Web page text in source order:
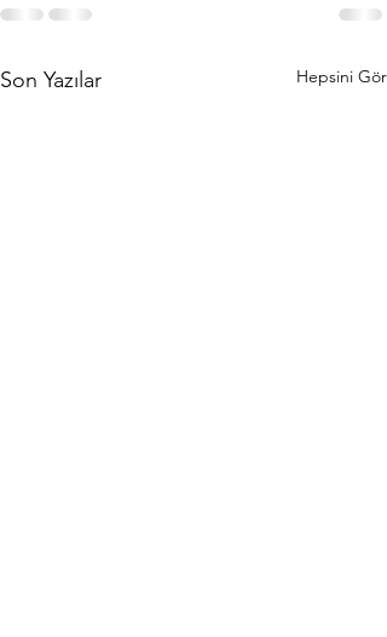
Son Yazılar Hepsini Gör